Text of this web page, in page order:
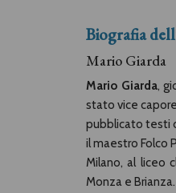
Biografia
Mario Giarda
Mario Giarda,
stato vice
pubblicato testi
il maestro Folco
Milano, al liceo
Monza e Brianza.